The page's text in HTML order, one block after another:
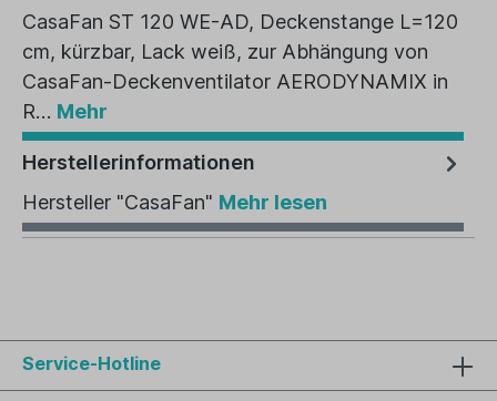
CasaFan ST 120 WE-AD, Deckenstange L=120
cm, kürzbar, Lack weiß, zur Abhängung von
CasaFan-Deckenventilator AERODYNAMIX in
R… Mehr
Herstellerinformationen
Hersteller "CasaFan" Mehr lesen
Service-Hotline